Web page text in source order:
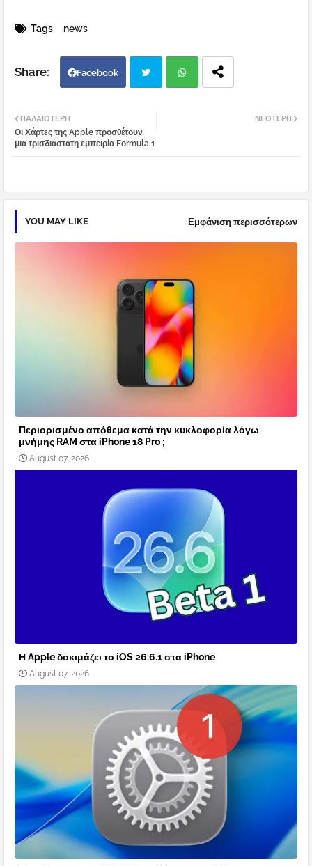
Tags news
Facebook
tter
ΝΕΌΤΕΡΗ
ΠΑΛΑΙΌΤΕΡΗ
Οι Χάρτες της Apple προσθέτουν
μια τρισδιάστατη εμπειρία Formula 1
YOU MAY LIKE Εμφάνιση περισσότερων
Περιορισμένο απόθεμα κατά την κυκλοφορία λόγω
μνήμης RAM στα iPhone 18 Pro ;
August 07, 2026
Η Apple δοκιμάζει το iOS 26.6.1 στα iPhone
August 07, 2026